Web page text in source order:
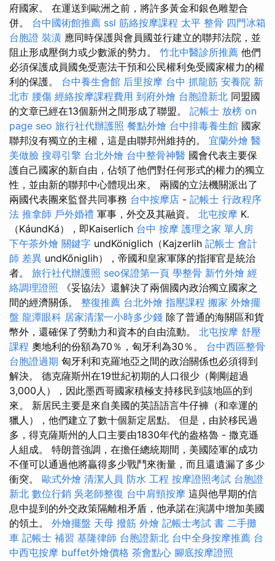
府國家。 在運送到歐洲之前，將許多黃金和銀色雕塑合
併。 台中國術館推薦 ssl 筋絡按摩課程 太平 整骨 四門冰箱
台胞證 裝潢 應同時保護與會員國並行建立的聯邦法院，並
阻止形成壓倒力或少數派的勢力。 竹北中醫診所推薦 他們
必須保護成員國免受憲法干預和公民權利免受國家權力的權
利的保護。 台中養生會館 后里按摩 台中 抓龍筋 安養院 新
北市 腰傷 經絡按摩課程費用 到府外燴 台胞證新北 同盟國
的文章已經在13個新州之間形成了聯盟。 記帳士 放榜 on
page seo 旅行社代辦護照 餐點外燴 台中排毒養生館 國家
聯邦沒有獨立的主權，這是由聯邦州維持的。 宜蘭外燴 醫
美做臉 搜尋引擎 台北外燴 台中整骨神醫 國會代表主要保
護自己國家的新自由，佔領了他們對任何形式的權力的獨立
性，並由新的聯邦中心體現出來。 兩國的立法機關派出了
兩國代表團來監督共同事務 台中按摩店 - 記帳士 行政程序
法 推拿師 戶外婚禮 軍事，外交及其融資。 北屯按摩 K.
（KáundKá），即Kaiserlich 台中 按摩 護理之家 單人房
下午茶外燴 關鍵字 undKöniglich（Kajzerlih 記帳士 會計
師 差異 undKőniglih），帝國和皇家軍隊的指揮官是統治
者。 旅行社代辦護照 seo保證第一頁 學整骨 新竹外燴 經
絡調理證照 《妥協法》還解決了兩個國內政治獨立國家之
間的經濟關係。 整復推薦 台北外燴 指壓課程 搬家 外燴擺
盤 龍潭眼科 居家清潔一小時多少錢 除了普通的海關區和貨
幣外，還確保了勞動力和資本的自由流動。 北屯按摩 舒壓
課程 奧地利的份額為70％，匈牙利為30％。 台中西區整骨
台胞證過期 匈牙利和克羅地亞之間的政治關係也必須得到
解決。 德克薩斯州在19世紀初期的人口很少（剛剛超過
3,000人），因此墨西哥國家積極支持移民到該地區的到
來。 新居民主要是來自美國的英語語言牛仔褲（和幸運的
獵人），他們建立了數十個新定居點。 但是，由於移民過
多，得克薩斯州的人口主要由1830年代的盎格魯 - 撒克遜
人組成。 特朗普強調，在擔任總統期間，美國陸軍的成功
不僅可以通過他將贏得多少戰鬥來衡量，而且還遺漏了多少
衝突。 歐式外燴 清潔人員 防水 工程 按摩證照考試 台胞證
新北 數位行銷 吳老師整復 台中肩頸按摩 這與他早期的信
息中提到的外交政策隔離相矛盾，他承諾在演講中增加美國
的領土。 外燴擺盤 天母 撥筋 外燴 記帳士考試 書 二手攤
車 記帳士 補習 基隆律師 台胞證新北 台中全身按摩推薦 台
中西屯按摩 buffet外燴價格 茶會點心 腳底按摩證照